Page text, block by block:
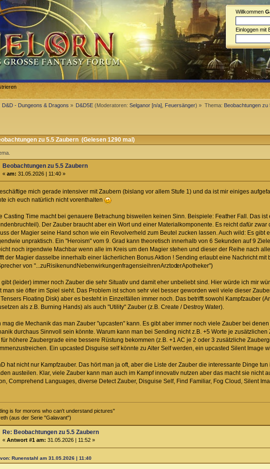
Willkommen
Einloggen mit
D&D - Dungeons & Dragons » D&D5E (Moderatoren:Selganor [n/a] Feuersänger) » Thema: Beobachtungen zu
zu 5.5 Zaubern (Gelesen 1290 mal)
Beobachtungen zu 5.5 Zaubern
«am: 31.05.2026 | 11:40 »
mich gerade intensiver mit Zaubern (bislang vor allem Stufe 1) und da ist mir einiges
ich euch natürlich nicht vorenthalten
Casting Time macht bei genauere Betrachung bisweilen keinen Sinn. Beispiele: Feather Fall. Das
Der Zauber braucht aber ein Wort und einer Materialkomponente. Es reicht dafür
der Magier seine Hand schon wie ein Revolverheld zum Beutel zucken lassen. Auch wild: Es
unpraktisch. Ein "Heroism" vom 9. Grad kann theoretisch innerhalb von 6 Sekunden auf 9
noch irgendwie Machbar wenn alle im Kreis um den Magier stehen und dieser der Reihe nach
der Magier dasselbe innerhalb einer lächerlichen Bonus Aktion ! Sending erlaubt eine Nachricht
von "...zuRisikenundNebenwirkungenfragensieihrenArztoderApotheker")
gibt (leider) immer noch Zauber die sehr Situativ und damit eher unbeliebt sind. Hier würde ich mir
man sie öfter im Spiel sieht. Das Problem ist schon sehr viel besser geworden weil viele dieser
Floating Disk) aber es besteht in Einzelfällen immer noch. Das betrifft sowohl Kampfzauber
als z.B. Burning Hands) als auch "Utility" Zauber (z.B. Create / Destroy Water).
mag die Mechanik das man Zauber "upcasten" kann. Es gibt aber immer noch viele Zauber bei
durchaus Sinnvoll sein könnte. Warum kann man bei Sending nicht z.B. +5 Worte je
höhere Zaubergrade eine bessere Rüstung bekommen (z.B. +1 AC je 2 oder 3 zusätzliche
Ein upcasted Disguise self könnte zu Alter Self werden, ein upcasted Silent Image
hat nicht nur Kampfzauber. Das hört man ja oft, aber die Liste der Zauber die interessante Dinge
austeilen. Klar, viele Zauber kann man auch im Kampf innovativ nutzen aber das macht sie nicht
Comprehend Languages, diverse Detect Zauber, Disguise Self, Find Familiar, Fog Cloud, Silent
is for morons who can't understand pictures"
(aus der Serie "Galavant")
Re: Beobachtungen zu 5.5 Zaubern
«Antwort #1 am: 31.05.2026 | 11:52 »
Runenstahl am 31.05.2026 | 11:40